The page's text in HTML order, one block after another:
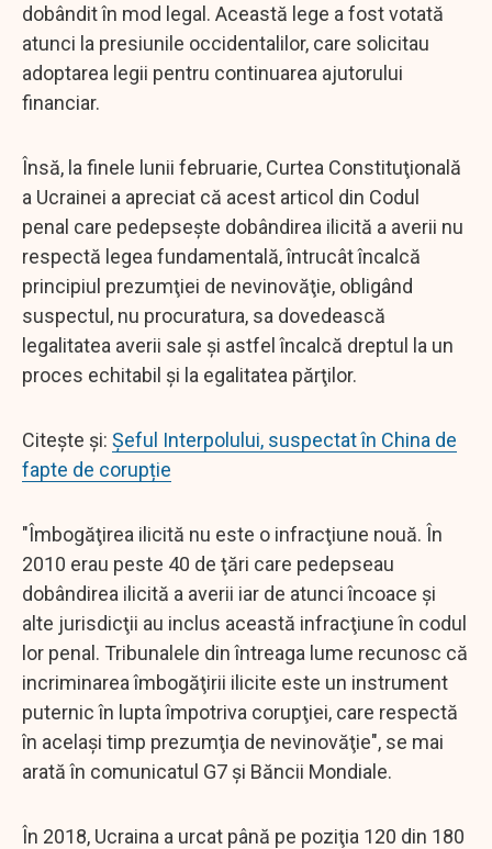
dobândit în mod legal. Această lege a fost votată
atunci la presiunile occidentalilor, care solicitau
adoptarea legii pentru continuarea ajutorului
financiar.
Însă, la finele lunii februarie, Curtea Constituţională
a Ucrainei a apreciat că acest articol din Codul
penal care pedepseşte dobândirea ilicită a averii nu
respectă legea fundamentală, întrucât încalcă
principiul prezumţiei de nevinovăţie, obligând
suspectul, nu procuratura, sa dovedească
legalitatea averii sale şi astfel încalcă dreptul la un
proces echitabil şi la egalitatea părţilor.
Citește și: Șeful Interpolului, suspectat în China de
fapte de corupție
"Îmbogăţirea ilicită nu este o infracţiune nouă. În
2010 erau peste 40 de ţări care pedepseau
dobândirea ilicită a averii iar de atunci încoace şi
alte jurisdicţii au inclus această infracţiune în codul
lor penal. Tribunalele din întreaga lume recunosc că
incriminarea îmbogăţirii ilicite este un instrument
puternic în lupta împotriva corupţiei, care respectă
în acelaşi timp prezumţia de nevinovăţie", se mai
arată în comunicatul G7 şi Băncii Mondiale.
În 2018, Ucraina a urcat până pe poziţia 120 din 180